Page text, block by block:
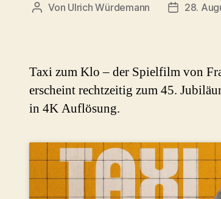
Beitragsautor
Von Ulrich Würdemann 28.
Taxi zum Klo – der Spielfilm von
erscheint rechtzeitig zum 45.
in 4K Auflösung.